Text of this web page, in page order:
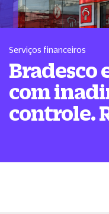
Serviços financeiros
Bradesco
com
controle.